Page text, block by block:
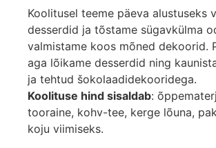
Koolitusel teeme päeva alustuseks
desserdid ja tõstame sügavkülma
valmistame koos mõned dekoorid.
aga lõikame desserdid ning
ja tehtud šokolaadidekooridega.
Koolituse hind sisaldab:
tooraine, kohv-tee, kerge lõuna,
koju viimiseks.